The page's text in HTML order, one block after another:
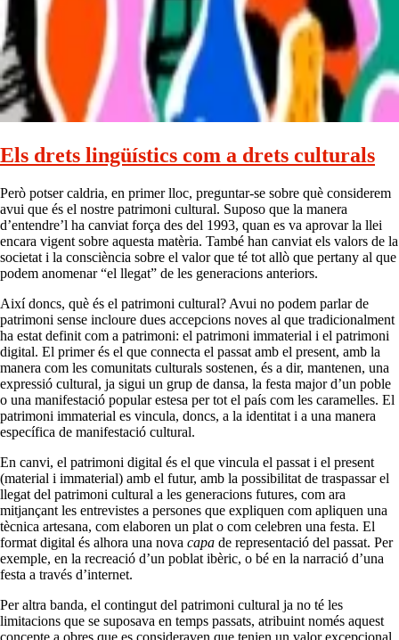
Els drets lingüístics com a drets culturals
Però potser caldria, en primer lloc, preguntar-se sobre què considerem
avui que és el nostre patrimoni cultural. Suposo que la manera
d’entendre’l ha canviat força des del 1993, quan es va aprovar la llei
encara vigent sobre aquesta matèria. També han canviat els valors de la
societat i la consciència sobre el valor que té tot allò que pertany al que
podem anomenar “el llegat” de les generacions anteriors.
Així doncs, què és el patrimoni cultural? Avui no podem parlar de
patrimoni sense incloure dues accepcions noves al que tradicionalment
ha estat definit com a patrimoni: el patrimoni immaterial i el patrimoni
digital. El primer és el que connecta el passat amb el present, amb la
manera com les comunitats culturals sostenen, és a dir, mantenen, una
expressió cultural, ja sigui un grup de dansa, la festa major d’un poble
o una manifestació popular estesa per tot el país com les caramelles. El
patrimoni immaterial es vincula, doncs, a la identitat i a una manera
específica de manifestació cultural.
En canvi, el patrimoni digital és el que vincula el passat i el present
(material i immaterial) amb el futur, amb la possibilitat de traspassar el
llegat del patrimoni cultural a les generacions futures, com ara
mitjançant les entrevistes a persones que expliquen com apliquen una
tècnica artesana, com elaboren un plat o com celebren una festa. El
format digital és alhora una nova capa de representació del passat. Per
exemple, en la recreació d’un poblat ibèric, o bé en la narració d’una
festa a través d’internet.
Per altra banda, el contingut del patrimoni cultural ja no té les
limitacions que se suposava en temps passats, atribuint només aquest
concepte a obres que es consideraven que tenien un valor excepcional.